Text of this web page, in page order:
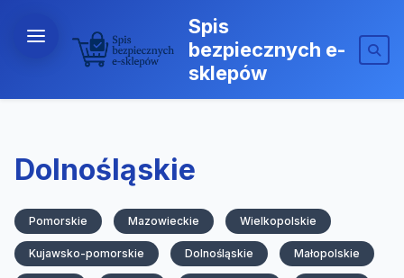
Spis
bezpiecznych e-
sklepów
Dolnośląskie
Pomorskie Mazowieckie Wielkopolskie
Kujawsko-pomorskie Dolnośląskie Małopolskie